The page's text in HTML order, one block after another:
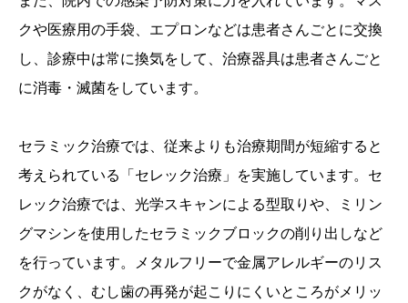
クや医療用の手袋、エプロンなどは患者さんごとに交換
し、診療中は常に換気をして、治療器具は患者さんごと
に消毒・滅菌をしています。
セラミック治療では、従来よりも治療期間が短縮すると
考えられている「セレック治療」を実施しています。セ
レック治療では、光学スキャンによる型取りや、ミリン
グマシンを使用したセラミックブロックの削り出しなど
を行っています。メタルフリーで金属アレルギーのリス
クがなく、むし歯の再発が起こりにくいところがメリッ